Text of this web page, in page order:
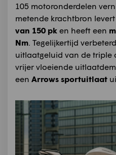
105 motoronderdelen
metende krachtbron
van 150 pk en heeft een
Nm. Tegelijkertijd
uitlaatgeluid van de triple
vrijer vloeiende
een Arrows sportuitlaat